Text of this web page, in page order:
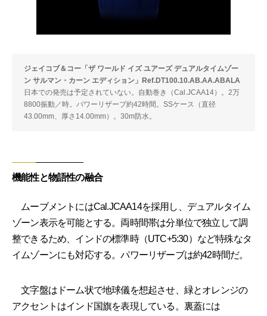
ジェイコブ＆コー「ザ ワールド イズ ユアーズ デュアルタイムゾー
ン サルマン・カーン エディション」Ref.DT100.10.AB.AA.ABALA
日本での発売は予定されていない。自動巻き（Cal.JCAA14）。2万
8800振動／時。パワーリザーブ約42時間。SSケース（直径
43.00mm、厚さ14.00mm）。30m防水。
機能性と物語性の融合
ムーブメントにはCal.JCAA14を採用し、デュアルタイム
ゾーン表示を可能とする。両時間帯は分単位で独立して調
整できるため、インドの標準時（UTC+5:30）など特殊なタ
イムゾーンにも対応する。パワーリザーブは約42時間だ。
文字盤はドーム状で地球儀を想起させ、緑とオレンジの
アクセントはインド国旗を表現している。裏蓋には